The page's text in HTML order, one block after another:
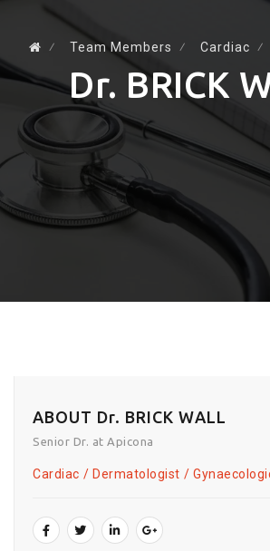
⁄ Team Members ⁄ Cardiac ⁄
Dr. BRICK
ABOUT Dr. BRICK WALL
Senior Dr. at Apicona
Cardiac Dermatologist